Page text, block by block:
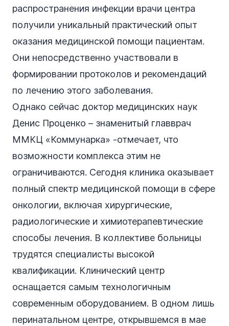
распространения инфекции врачи центра
получили уникальный практический опыт
оказания медицинской помощи пациентам.
Они непосредственно участвовали в
формировании протоколов и рекомендаций
по лечению этого заболевания.
Однако сейчас доктор медицинских наук
Денис Проценко – знаменитый главврач
ММКЦ «Коммунарка» -отмечает, что
возможности комплекса этим не
ограничиваются. Сегодня клиника оказывает
полный спектр медицинской помощи в сфере
онкологии, включая хирургические,
радиологические и химиотерапевтические
способы лечения. В коллективе больницы
трудятся специалисты высокой
квалификации. Клинический центр
оснащается самым технологичным
современным оборудованием. В одном лишь
перинатальном центре, открывшемся в мае